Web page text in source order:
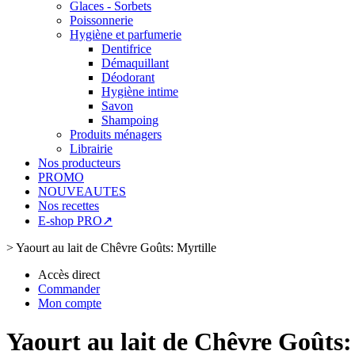
Glaces - Sorbets
Poissonnerie
Hygiène et parfumerie
Dentifrice
Démaquillant
Déodorant
Hygiène intime
Savon
Shampoing
Produits ménagers
Librairie
Nos producteurs
PROMO
NOUVEAUTES
Nos recettes
E-shop PRO↗
>Yaourt au lait de Chêvre Goûts: Myrtille
Accès direct
Commander
Mon compte
Yaourt au lait de Chêvre